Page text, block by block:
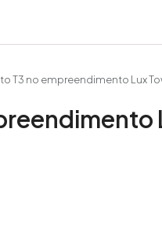
T3 no empreendimento Lux